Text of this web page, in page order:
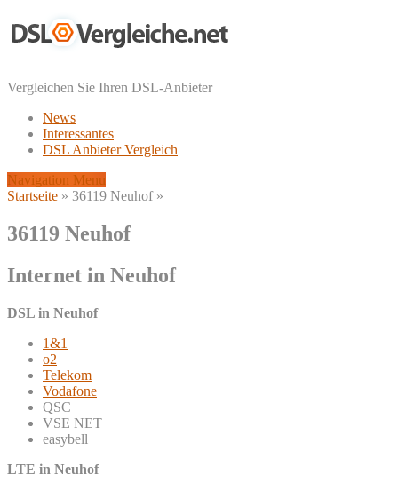
Vergleichen Sie Ihren DSL-Anbieter
News
Interessantes
DSL Anbieter Vergleich
Navigation Menu
Startseite » 36119 Neuhof »
36119 Neuhof
Internet in Neuhof
DSL in Neuhof
1&1
o2
Telekom
Vodafone
QSC
VSE NET
easybell
LTE in Neuhof